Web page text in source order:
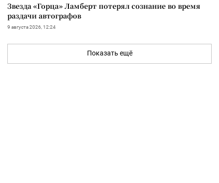
Звезда «Горца» Ламберт потерял сознание во время
раздачи автографов
9 августа 2026, 12:24
Показать ещё